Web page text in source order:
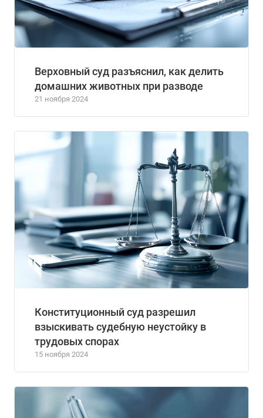
Верховный суд разъяснил, как делить
домашних животных при разводе
21 ноября 2024
Конституционный суд разрешил
взыскивать судебную неустойку в
трудовых спорах
15 ноября 2024